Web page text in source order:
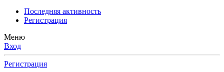
Последняя активность
Регистрация
Меню
Вход
Регистрация